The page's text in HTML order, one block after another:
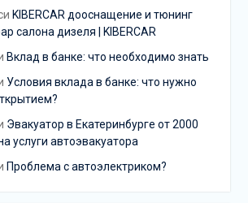
KIBERCAR дооснащение и тюнинг
салона дизеля | KIBERCAR
Вклад в банке: что необходимо знать
Условия вклада в банке: что нужно
Эвакуатор в Екатеринбурге от 2000
услуги автоэвакуатора
Проблема с автоэлектриком?